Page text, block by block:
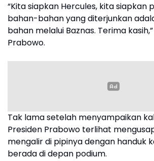
“Kita siapkan Hercules, kita siapkan
bahan-bahan yang diterjunkan
bahan melalui Baznas. Terima
Prabowo.
Tak lama setelah menyampaikan
Presiden Prabowo terlihat
mengalir di pipinya dengan handuk
berada di depan podium.